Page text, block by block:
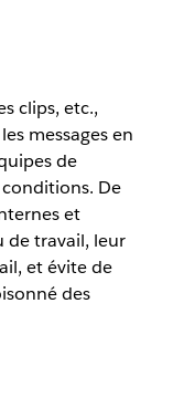
clips, etc.,
messages en
de
De
et
de travail, leur
et évite de
des